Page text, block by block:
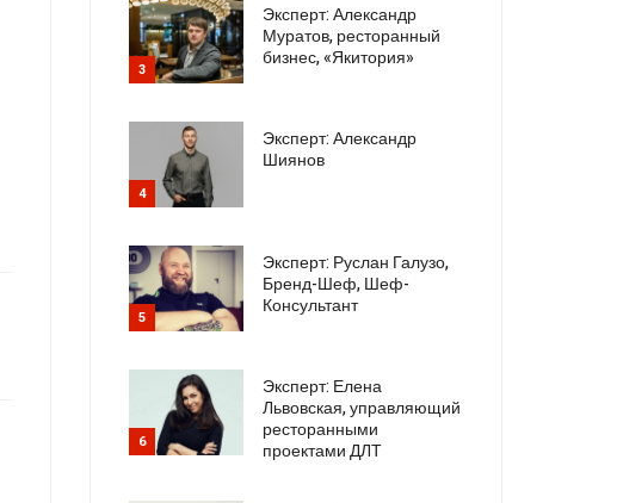
3
Эксперт: Александр
Муратов, ресторанный
бизнес, «Якитория»
4
Эксперт: Александр
Шиянов
5
Эксперт: Руслан Галузо,
Бренд-Шеф, Шеф-
Консультант
6
Эксперт: Елена
Львовская, управляющий
ресторанными
проектами ДЛТ